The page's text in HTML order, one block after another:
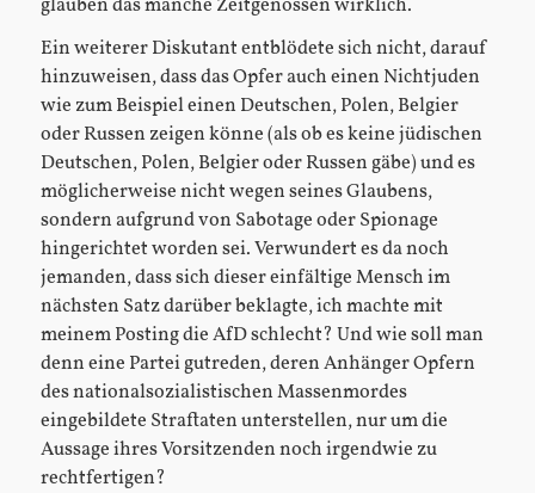
Ein weiterer Diskutant entblödete sich nicht, darauf
hinzuweisen, dass das Opfer auch einen Nichtjuden
wie zum Beispiel einen Deutschen, Polen, Belgier
oder Russen zeigen könne (als ob es keine jüdischen
Deutschen, Polen, Belgier oder Russen gäbe) und es
möglicherweise nicht wegen seines Glaubens,
sondern aufgrund von Sabotage oder Spionage
hingerichtet worden sei. Verwundert es da noch
jemanden, dass sich dieser einfältige Mensch im
nächsten Satz darüber beklagte, ich machte mit
meinem Posting die AfD schlecht? Und wie soll man
denn eine Partei gutreden, deren Anhänger Opfern
des nationalsozialistischen Massenmordes
eingebildete Straftaten unterstellen, nur um die
Aussage ihres Vorsitzenden noch irgendwie zu
rechtfertigen?